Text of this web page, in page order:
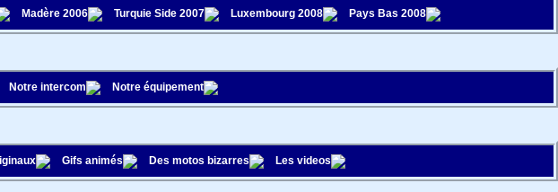
Madère 2006 Turquie Side 2007 Luxembourg 2008 Pays Bas 2008
Notre intercom Notre équipement
Gifs animés Des motos bizarres Les videos